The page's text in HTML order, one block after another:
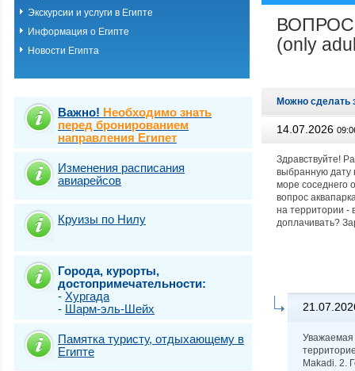
Экскурсии и услуги в Египте
Информация о Египте
Новости Египта
Важно! Необходимо знать
перед бронированием
направления Египет
Изменения расписания
авиарейсов
Круизы по Нилу
Города, курорты,
достопримечательности:
- Хургада
- Шарм-эль-Шейх
Памятка туристу, отдыхающему в
Египте
Эль Кусейр
Эль гуна
Эль-Аламейн
(only
Можно сделать
14.07.2026
Здравствуйте!
выбранную дату
море соседнего
вопрос
на территории -
доплачивать?
Уважаемая
Makadi. 2.